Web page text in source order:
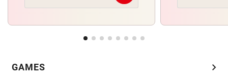
GAMES chevron_right